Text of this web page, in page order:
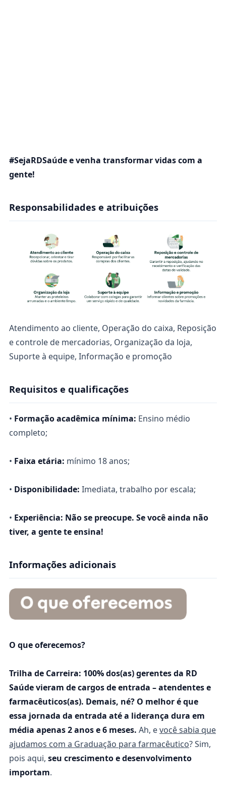
#SejaRDSaúde e venha transformar vidas com a
gente!
Responsabilidades e atribuições
Atendimento ao cliente, Operação do caixa, Reposição
e controle de mercadorias, Organização da loja,
Suporte à equipe, Informação e promoção
Requisitos e qualificações
• Formação acadêmica mínima: Ensino médio
completo;
• Faixa etária: mínimo 18 anos;
• Disponibilidade: Imediata, trabalho por escala;
• Experiência: Não se preocupe. Se você ainda não
tiver, a gente te ensina!
Informações adicionais
O que oferecemos?
Trilha de Carreira: 100% dos(as) gerentes da RD
Saúde vieram de cargos de entrada – atendentes e
farmacêuticos(as). Demais, né? O melhor é que
essa jornada da entrada até a liderança dura em
média apenas 2 anos e 6 meses. Ah, evocê sabia que
ajudamos com a Graduação para farmacêutico? Sim,
pois aqui, seu crescimento e desenvolvimento
importam.